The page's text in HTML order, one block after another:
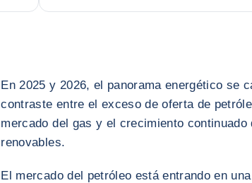
En 2025 y 2026, el panorama energético se
contraste entre el exceso de oferta de
mercado del gas y el crecimiento continuado
renovables.
El mercado del petróleo está entrando en